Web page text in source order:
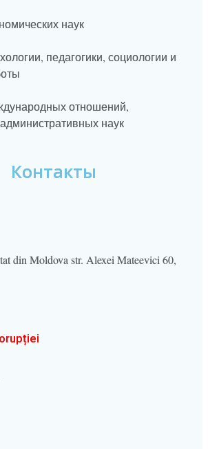
наук
педагогики, социологии и
отношений,
наук
Контакты
din Moldova str. Alexei Mateevici 60,